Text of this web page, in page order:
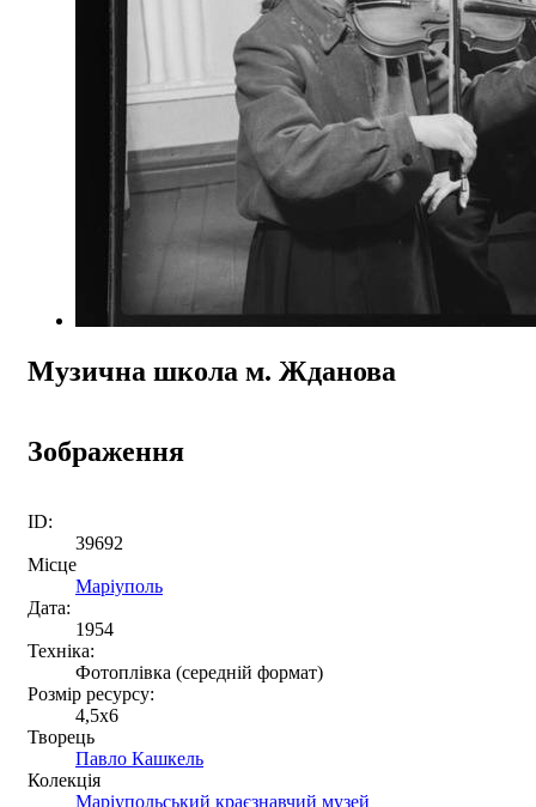
Музична школа м. Жданова
Зображення
ID:
39692
Місце
Маріуполь
Дата:
1954
Техніка:
Фотоплівка (середній формат)
Розмір ресурсу:
4,5x6
Творець
Павло Кашкель
Колекція
Маріупольський краєзнавчий музей